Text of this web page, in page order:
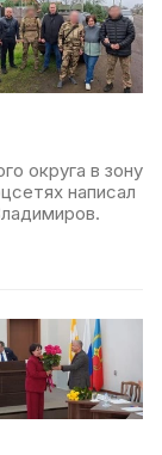
округа в зону
написал